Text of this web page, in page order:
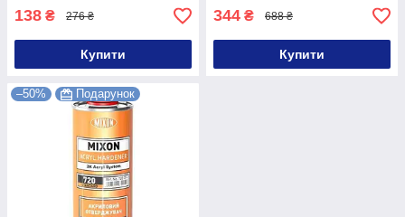
138 ₴ 276 ₴
Купити
344 ₴ 688 ₴
Купити
–50% Подарунок